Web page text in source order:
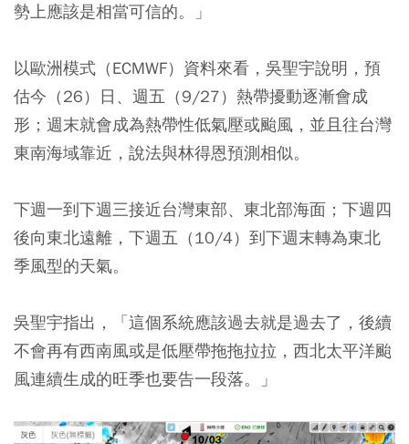
勢上應該是相當可信的。」
以歐洲模式（ECMWF）資料來看，吳聖宇說明，預
估今（26）日、週五（9/27）熱帶擾動逐漸會成
形；週末就會成為熱帶性低氣壓或颱風，並且往台灣
東南海域靠近，說法與林得恩預測相似。
下週一到下週三接近台灣東部、東北部海面；下週四
後向東北遠離，下週五（10/4）到下週末轉為東北
季風型的天氣。
吳聖宇指出，「這個系統應該過去就是過去了，後續
不會再有西南風或是低壓帶拖拖拉拉，西北太平洋颱
風連續生成的旺季也要告一段落。」